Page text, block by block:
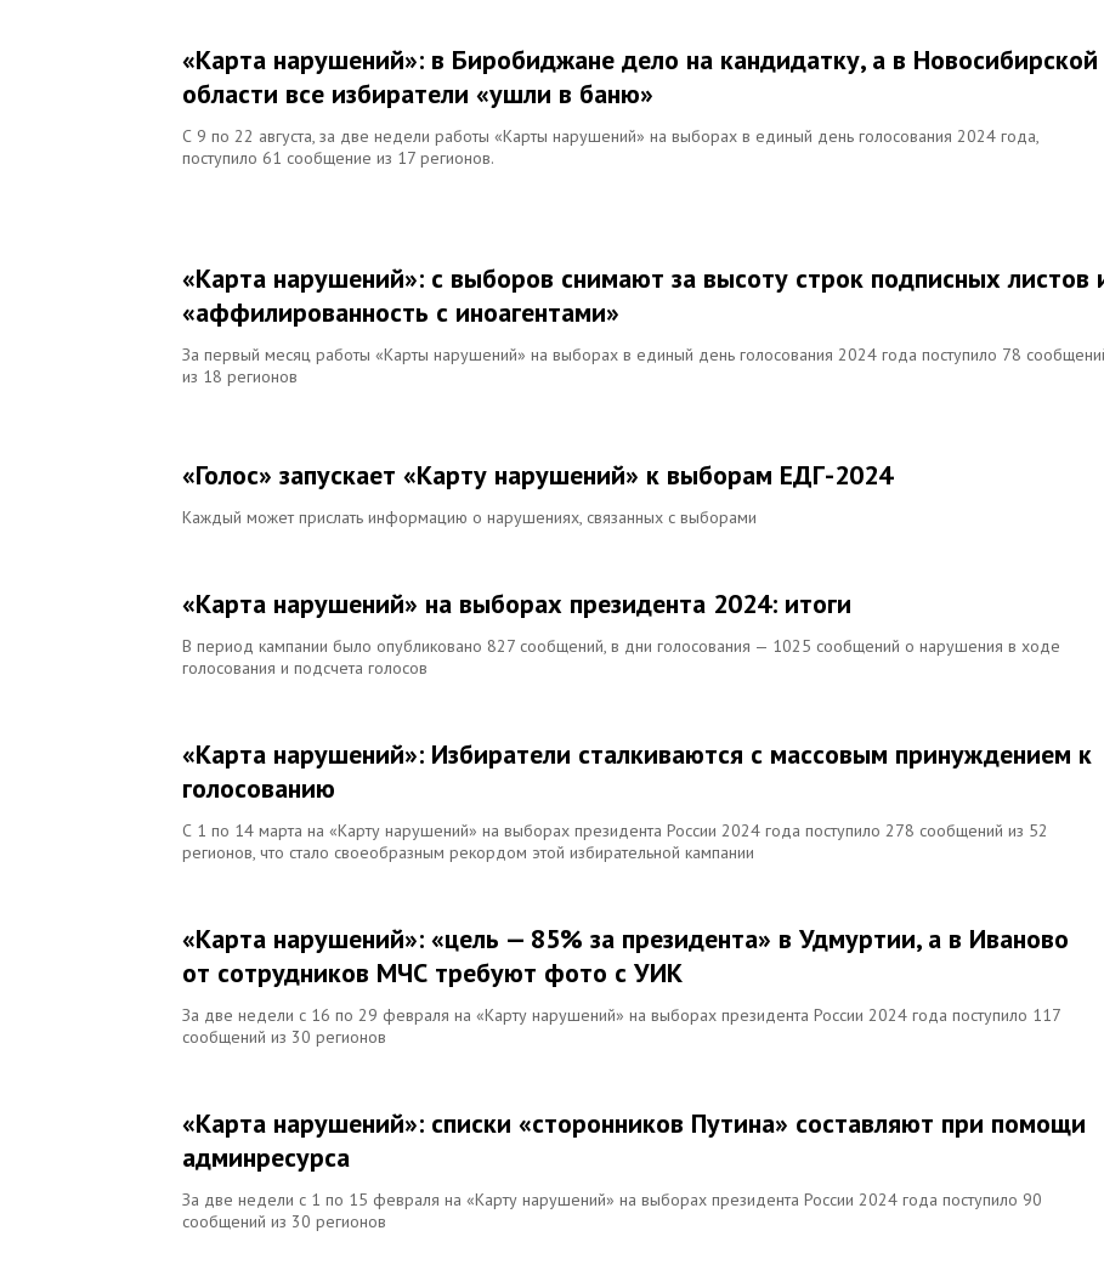
«Карта нарушений»: в Биробиджане дело на кандидатку, а в Новосибирской
области все избиратели «ушли в баню»
С 9 по 22 августа, за две недели работы «Карты нарушений» на выборах в единый день голосования 2024 года,
поступило 61 сообщение из 17 регионов.
«Карта нарушений»: с выборов снимают за высоту строк подписных листов
«аффилированность с иноагентами»
За первый месяц работы «Карты нарушений» на выборах в единый день голосования 2024 года поступило 78
из 18 регионов
«Голос» запускает «Карту нарушений» к выборам ЕДГ-2024
Каждый может прислать информацию о нарушениях, связанных с выборами
«Карта нарушений» на выборах президента 2024: итоги
В период кампании было опубликовано 827 сообщений, в дни голосования — 1025 сообщений о нарушения в ходе
голосования и подсчета голосов
«Карта нарушений»: Избиратели сталкиваются с массовым принуждением к
голосованию
С 1 по 14 марта на «Карту нарушений» на выборах президента России 2024 года поступило 278 сообщений из 52
регионов, что стало своеобразным рекордом этой избирательной кампании
«Карта нарушений»: «цель — 85% за президента» в Удмуртии, а в Иваново
от сотрудников МЧС требуют фото с УИК
За две недели с 16 по 29 февраля на «Карту нарушений» на выборах президента России 2024 года поступило 117
сообщений из 30 регионов
«Карта нарушений»: списки «сторонников Путина» составляют при помощи
админресурса
За две недели с 1 по 15 февраля на «Карту нарушений» на выборах президента России 2024 года поступило 90
сообщений из 30 регионов